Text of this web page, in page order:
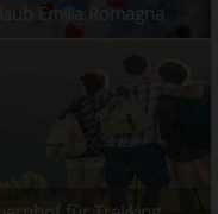
Emilia Romagna